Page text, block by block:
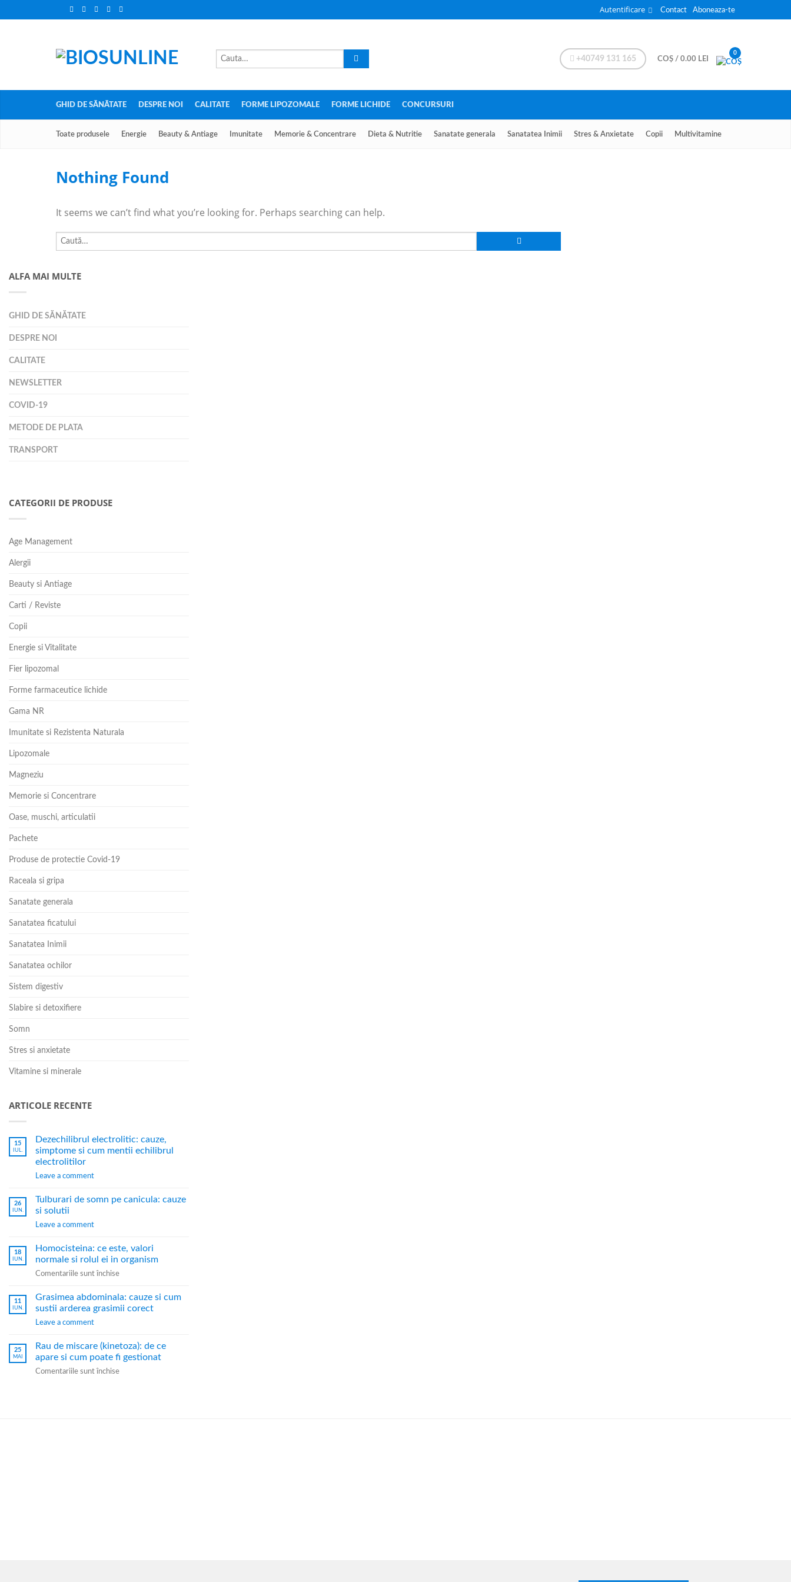
Autentificare Contact Aboneaza-te
+40749 131 165 COȘ / 0.00 LEI
0
GHID DE SĂNĂTATE DESPRE NOI CALITATE FORME LIPOZOMALE FORME LICHIDE CONCURSURI
Toate produsele Energie Beauty & Antiage Imunitate Memorie & Concentrare Dieta & Nutritie Sanatate generala Sanatatea Inimii Stres & Anxietate Copii Multivitamine
Nothing Found
It seems we can’t find what you’re looking for. Perhaps searching can help.
ALFA MAI MULTE
GHID DE SĂNĂTATE
DESPRE NOI
CALITATE
NEWSLETTER
COVID-19
METODE DE PLATA
TRANSPORT
CATEGORII DE PRODUSE
Age Management
Alergii
Beauty si Antiage
Carti / Reviste
Copii
Energie si Vitalitate
Fier lipozomal
Forme farmaceutice lichide
Gama NR
Imunitate si Rezistenta Naturala
Lipozomale
Magneziu
Memorie si Concentrare
Oase, muschi, articulatii
Pachete
Produse de protectie Covid-19
Raceala si gripa
Sanatate generala
Sanatatea ficatului
Sanatatea Inimii
Sanatatea ochilor
Sistem digestiv
Slabire si detoxifiere
Somn
Stres si anxietate
Vitamine si minerale
ARTICOLE RECENTE
15
IUL.
Dezechilibrul electrolitic: cauze,
simptome si cum mentii echilibrul
electrolitilor
Leave a comment
26
IUN.
Tulburari de somn pe canicula: cauze
si solutii
Leave a comment
18
IUN.
Homocisteina: ce este, valori
normale si rolul ei in organism
Comentariile sunt închise
11
IUN.
Grasimea abdominala: cauze si cum
sustii arderea grasimii corect
Leave a comment
25
MAI
Rau de miscare (kinetoza): de ce
apare si cum poate fi gestionat
Comentariile sunt închise